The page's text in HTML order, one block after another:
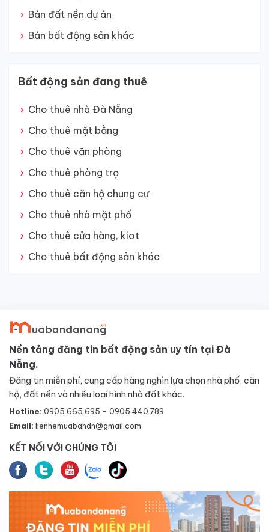
Bán đất nền dự án
Bán bất động sản khác
Bất động sản đang thuê
Cho thuê nhà Đà Nẵng
Cho thuê mặt bằng
Cho thuê văn phòng
Cho thuê phòng trọ
Cho thuê căn hộ chung cư
Cho thuê nhà mặt phố
Cho thuê cửa hàng, kiot
Cho thuê bất động sản khác
Nền tảng đăng tin bất động sản uy tín tại Đà
Nẵng.
Đăng tin miễn phí, cung cấp hàng nghìn lựa chọn nhà phố, căn
hộ, đất nền và nhiều loại hình nhà đất khác.
Hotline: 0905.665.695 - 0905.440.789
Email: lienhemuabandn@gmail.com
KẾT NỐI VỚI CHÚNG TÔI